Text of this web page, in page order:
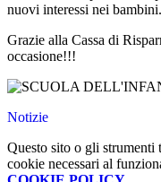
nuovi interessi nei
Grazie alla Cassa di
occasione!!!
Notizie
Questo sito o gli strumenti
cookie necessari al